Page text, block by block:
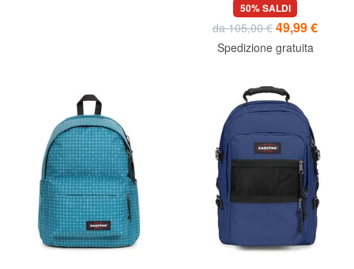
50% SALDI
da 105,00 € 49,99 €
Spedizione gratuita